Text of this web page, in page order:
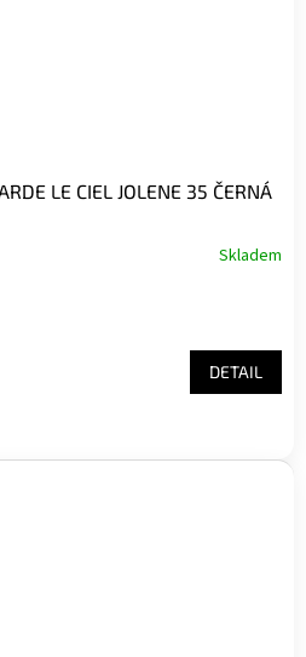
LE CIEL JOLENE 35 ČERNÁ
Skladem
DETAIL